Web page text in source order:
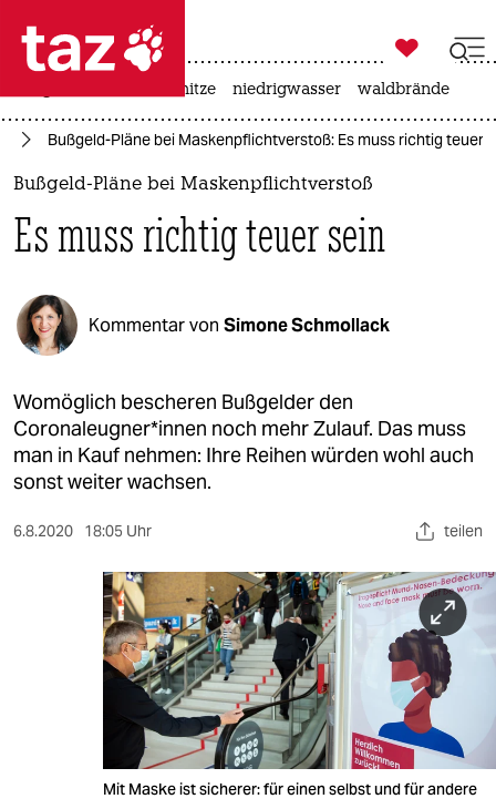
 taz zahl ich
taz zahl ich
themen
politik
öko
gesellschaft
kultur
sport
wahrheit
veranstaltungen

taz zahl ich
hitze niedrigwasser waldbrände
Bußgeld-Pläne bei Maskenpflichtverstoß: Es muss richtig teuer
Bußgeld-Pläne bei Maskenpflichtverstoß
Es muss richtig teuer sein
Kommentar von Simone Schmollack
Womöglich bescheren Bußgelder den
Coronaleugner*innen noch mehr Zulauf. Das muss
man in Kauf nehmen: Ihre Reihen würden wohl auch
sonst weiter wachsen.
6.8.2020 18:05 Uhr teilen
Mit Maske ist sicherer: für einen selbst und für andere